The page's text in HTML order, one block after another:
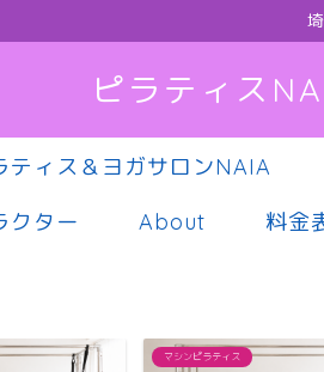
ピラティス
ティス＆ヨガサロンNAIA
クター
About 料金
マシンピラティス